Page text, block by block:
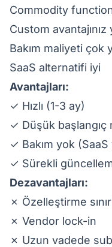
Commodity
Custom avantajınız
Bakım maliyeti çok
SaaS alternatifi iyi
Avantajları:
✓ Hızlı (1-3 ay)
✓ Düşük başlangıç
✓ Bakım yok
✓ Sürekli
Dezavantajları:
✗ Özelleştirme
✗ Vendor lock-in
✗ Uzun vadede